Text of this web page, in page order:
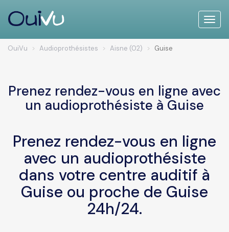
Toggle
OuiVu Audioprothésistes Aisne (02) Guise
Prenez rendez-vous en ligne avec
un audioprothésiste à Guise
Prenez rendez-vous en ligne
avec un audioprothésiste
dans votre centre auditif à
Guise ou proche de Guise
24h/24.